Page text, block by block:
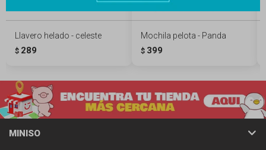
Llavero helado - celeste
$ 289
Mochila pelota - Panda
$ 399
MINISO